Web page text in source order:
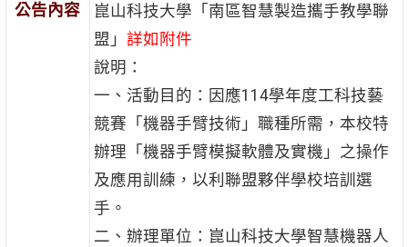
公告內容
崑山科技大學「南區智慧製造攜手教學聯
盟」 詳如附件
說明：
一、活動目的：因應114學年度工科技藝
競賽「機器手臂技術」職種所需，本校特
辦理「機器手臂模擬軟體及實機」之操作
及應用訓練，以利聯盟夥伴學校培訓選
手。
二、辦理單位：崑山科技大學智慧機器人